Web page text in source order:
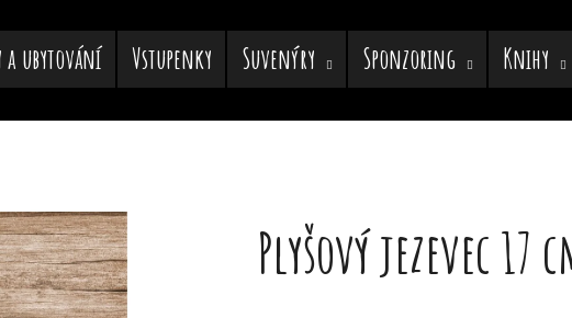
a ubytování Vstupenky Suvenýry Sponzoring Knihy
Plyšový jezevec 17
Co potřebujete najít?
HLEDAT